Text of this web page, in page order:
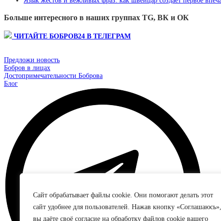
Сайт обрабатывает файлы cookie. Они помогают делать этот
сайт удобнее для пользователей. Нажав кнопку «Соглашаюсь»,
вы даёте своё согласие на обработку файлов cookie вашего
Больше интересного в наших группах TG, ВК и ОК
ЧИТАЙТЕ БОБРОВ24 В ТЕЛЕГРАМ
Предложи новость
Бобров в лицах
Достопримечательности Боброва
Блог